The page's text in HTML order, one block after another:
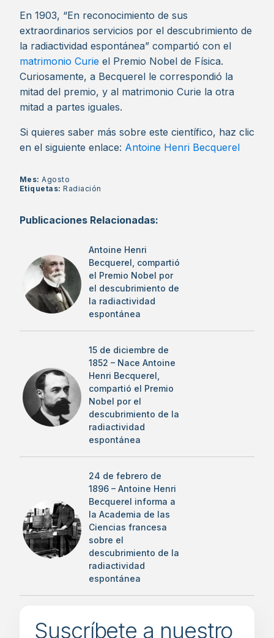
En 1903, “En reconocimiento de sus
extraordinarios servicios por el descubrimiento de
la radiactividad espontánea” compartió con el
matrimonio Curie el Premio Nobel de Física.
Curiosamente, a Becquerel le correspondió la
mitad del premio, y al matrimonio Curie la otra
mitad a partes iguales.
Si quieres saber más sobre este científico, haz clic
en el siguiente enlace: Antoine Henri Becquerel
Mes:Agosto
Etiquetas:Radiación
Publicaciones Relacionadas:
Antoine Henri
Becquerel, compartió
el Premio Nobel por
el descubrimiento de
la radiactividad
espontánea
15 de diciembre de
1852 – Nace Antoine
Henri Becquerel,
compartió el Premio
Nobel por el
descubrimiento de la
radiactividad
espontánea
24 de febrero de
1896 – Antoine Henri
Becquerel informa a
la Academia de las
Ciencias francesa
sobre el
descubrimiento de la
radiactividad
espontánea
Suscríbete a nuestro